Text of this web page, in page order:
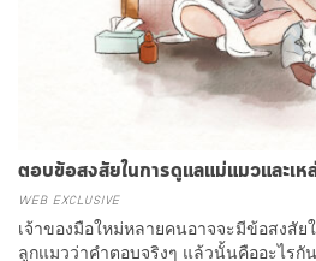
ตอบข้อสงสัยในการดูแลแม่แมวและเห
WEB EXCLUSIVE
เจ้าของมือใหม่หลายคนอาจจะมีข้อสงสั
ลูกแมวว่าคำตอบจริงๆ แล้วนั้นคืออะไรกั